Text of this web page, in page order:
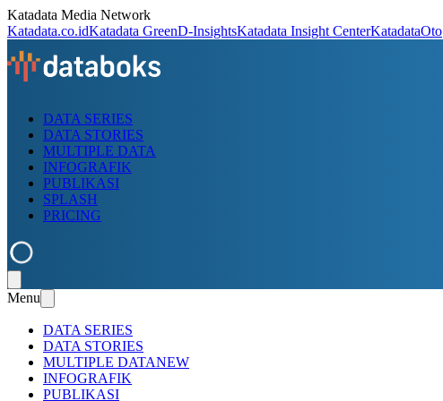
Katadata Media Network
Katadata.co.idKatadata GreenD-InsightsKatadata Insight CenterKatadataOto
DATA SERIES
DATA STORIES
MULTIPLE DATA
INFOGRAFIK
PUBLIKASI
SPLASH
PRICING
Menu
DATA SERIES
DATA STORIES
MULTIPLE DATANEW
INFOGRAFIK
PUBLIKASI